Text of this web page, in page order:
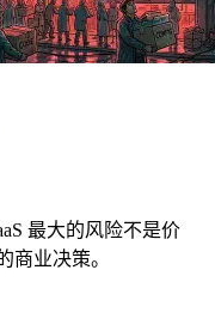
最大的风险不是价
商业决策。